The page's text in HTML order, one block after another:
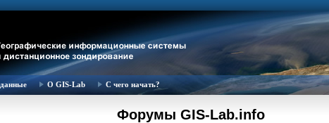
О GIS-Lab С чего начать?
Форумы GIS-Lab.info